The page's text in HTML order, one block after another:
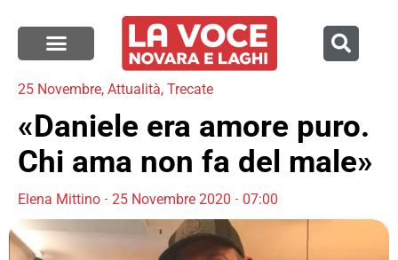
25 Novembre, Attualità, Trecate
«Daniele era amore puro.
Chi ama non fa del male»
Elena Mittino 25 Novembre 2020 07:00